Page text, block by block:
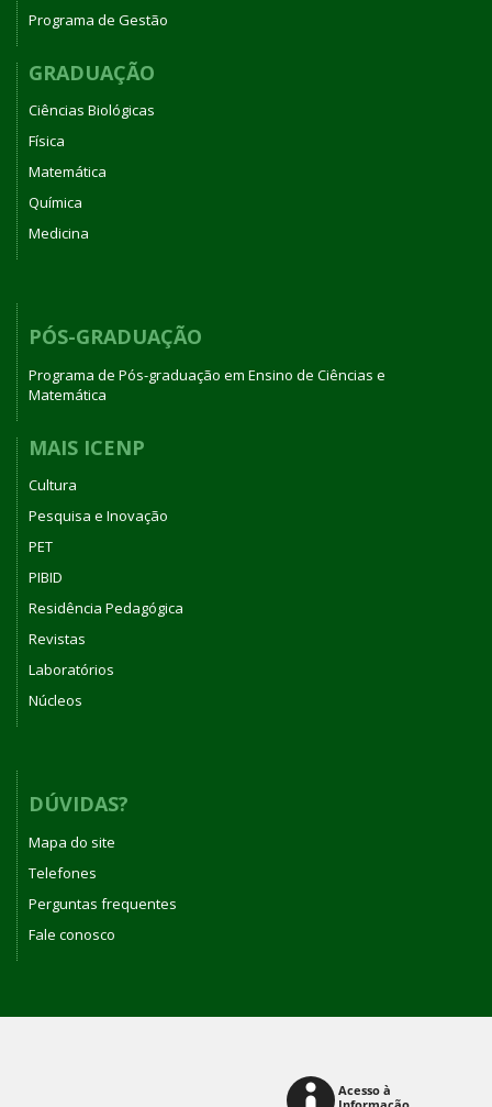
Programa de Gestão
GRADUAÇÃO
Ciências Biológicas
Física
Matemática
Química
Medicina
PÓS-GRADUAÇÃO
Programa de Pós-graduação em Ensino de Ciências e
Matemática
MAIS ICENP
Cultura
Pesquisa e Inovação
PET
PIBID
Residência Pedagógica
Revistas
Laboratórios
Núcleos
DÚVIDAS?
Mapa do site
Telefones
Perguntas frequentes
Fale conosco